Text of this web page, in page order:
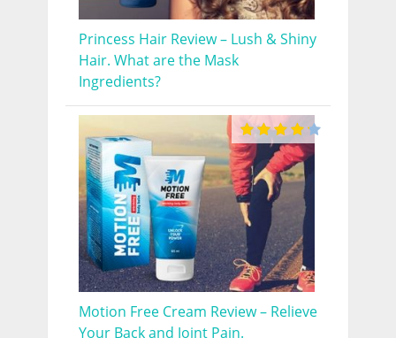
Princess Hair Review – Lush & Shiny
Hair. What are the Mask
Ingredients?
Motion Free Cream Review – Relieve
Your Back and Joint Pain.